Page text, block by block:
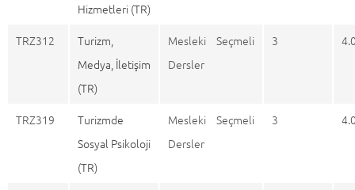
Hizmetleri (TR)
TRZ312
Turizm,
Medya, İletişim
(TR)
Mesleki Seçmeli
Dersler
3
TRZ319
Turizmde
Sosyal Psikoloji
(TR)
Mesleki Seçmeli
Dersler
3